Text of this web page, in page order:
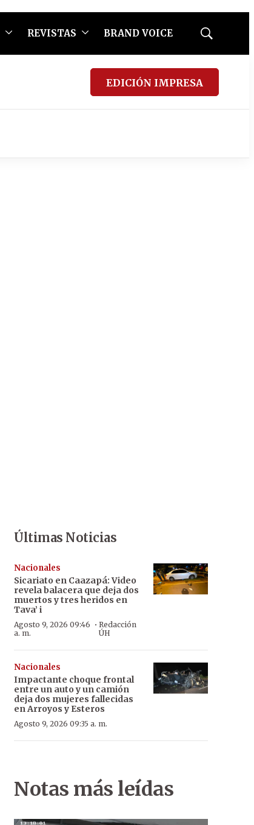
REVISTAS BRAND VOICE
Mostrar
EDICIÓN IMPRESA
Últimas Noticias
Nacionales
Sicariato en Caazapá: Video
revela balacera que deja dos
muertos y tres heridos en
Tava’ i
Agosto 9, 2026 09:46
a. m.
·Redacción
ÚH
Nacionales
Impactante choque frontal
entre un auto y un camión
deja dos mujeres fallecidas
en Arroyos y Esteros
Agosto 9, 2026 09:35 a. m.
Notas más leídas